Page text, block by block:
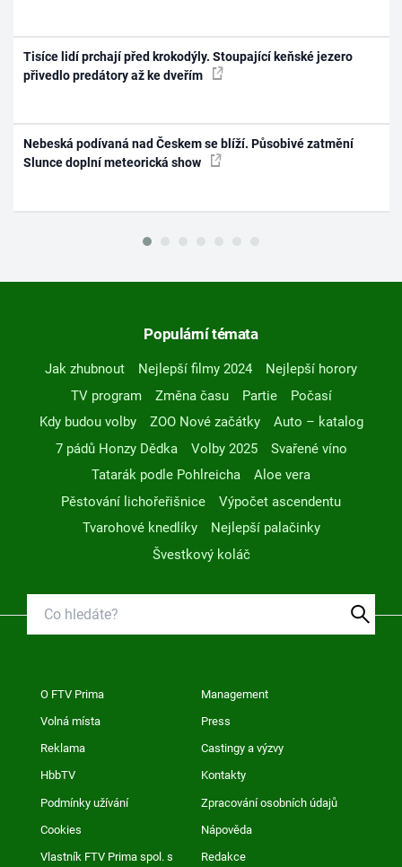
Tisíce lidí prchají před krokodýly. Stoupající keňské jezero
přivedlo predátory až ke dveřím
Nebeská podívaná nad Českem se blíží. Působivé zatmění
Slunce doplní meteorická show
Populární témata
Jak zhubnout Nejlepší filmy 2024
Nejlepší horory
TV program
Změna času Partie
Počasí
Kdy budou volby
ZOO Nové začátky
Auto – katalog
7 pádů Honzy Dědka
Volby 2025
Svařené víno
Tatarák podle Pohlreicha
Aloe vera
Pěstování lichořeřišnice
Výpočet ascendentu
Tvarohové knedlíky
Nejlepší palačinky
Švestkový koláč
O FTV Prima Management
Volná místa Press
Reklama Castingy a výzvy
HbbTV Kontakty
Podmínky užívání Zpracování osobních údajů
Cookies Nápověda
Vlastník FTV Prima spol. s Redakce